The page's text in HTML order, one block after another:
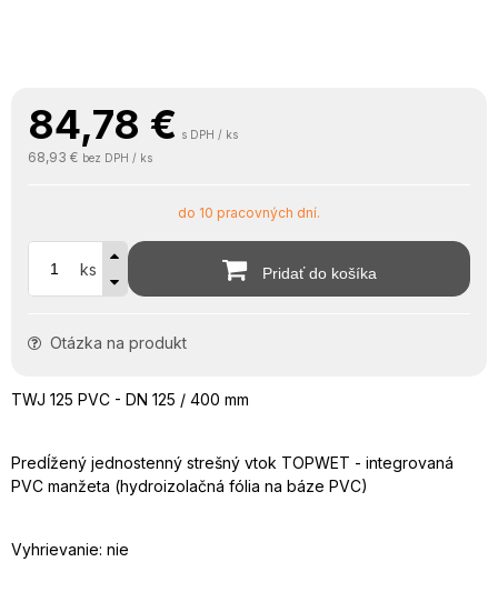
84,78 € s DPH / ks
68,93 € bez DPH / ks
do 10 pracovných dní.
ks Pridať do košíka
Otázka na produkt
TWJ 125 PVC - DN 125 / 400 mm
Predĺžený jednostenný strešný vtok TOPWET - integrovaná
PVC manžeta (hydroizolačná fólia na báze PVC)
Vyhrievanie: nie